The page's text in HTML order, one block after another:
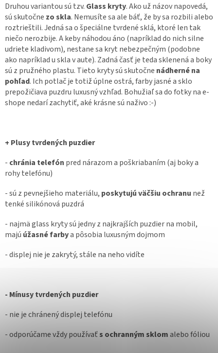
Druhou variantou sú tzv. Glass kryty. Ako už názov napovedá,
sú skutočne zo skla. Nemusíte sa ale báť, že by sa rozbili alebo
roztrieštili. Jedná sa o špeciálne tvrdené sklá, ktoré len tak
niečo nerozbije. A keby náhodou áno (napríklad do nich silne
udriete kladivom), nestane sa kryt nebezpečným (podobne
ako napríklad u skla v aute). Zadná časť je teda sklenená a boky
sú z pružného plastu. Tieto kryty sú skutočne nádherné na
pohľad. Ich potlač je totiž úplne ostrá, farby jasné a sklo
prepožičiava puzdru luxusný vzhľad. Bohužiaľ sa do fotky na e-
shope nedarí zachytiť, aké krásne sú naživo :-)
+ Plusy tvrdených puzdier
- chránia telefón pred nárazom a poškriabaním (aj boky a
rohy telefónu)
- sú z pevnejšieho materiálu, poskytujú väčšiu ochranu než
tenké silikónová puzdrá
- najmä glass kryty sú jedny z najkrajších puzdier na mobil,
majú úžasné farbya pôsobia luxusným dojmom
- displej nie je zakrytý, stále na neho vidíte
- Mínusy tvrdených puzdier
- nie je chránený displej telefónu
- odporúčame vždy používaťs ochranným sklomalebo fóliou